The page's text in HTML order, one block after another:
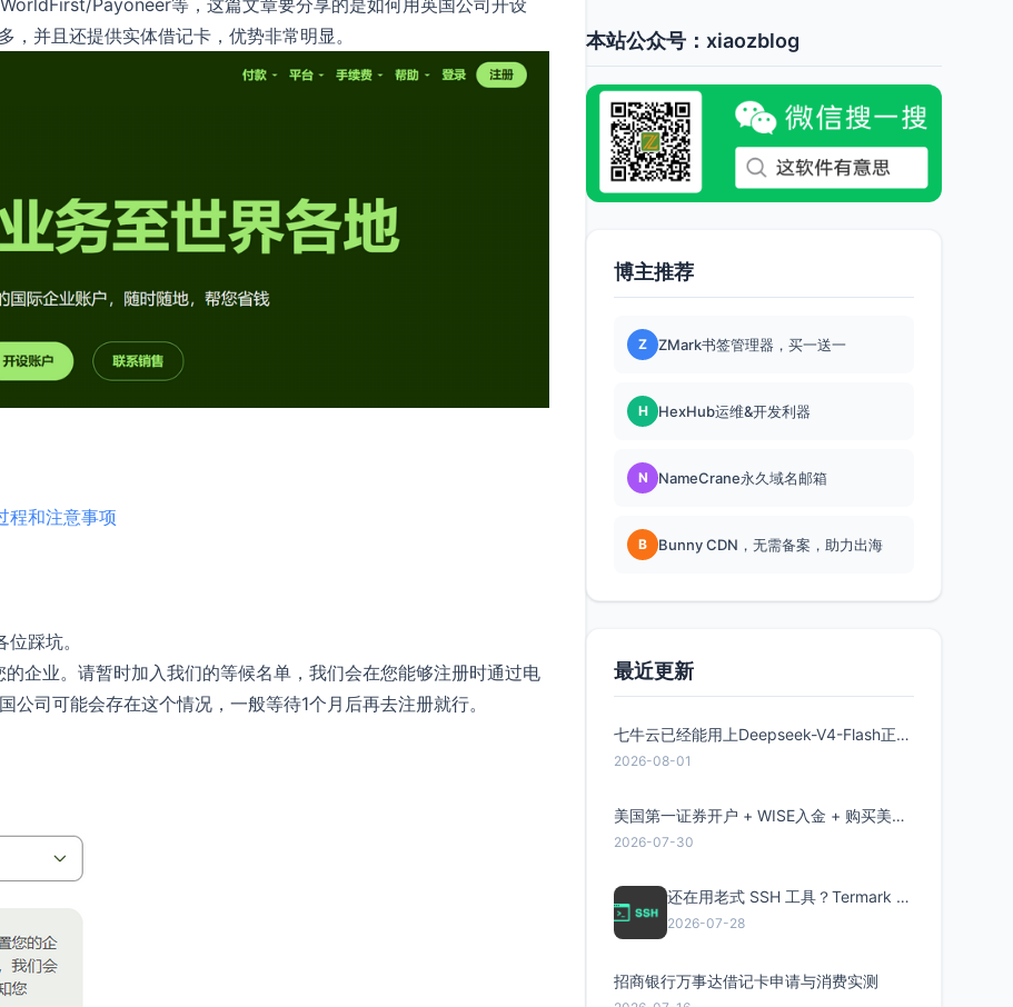
并且还提供实体借记卡，优势非常明显。
和注意事项
踩坑。
企业。请暂时加入我们的等候名单，我们会在您能够注册时通过电
司可能会存在这个情况，一般等待1个月后再去注册就行。
本站公众号：xiaozblog
博主推荐
Z ZMark书签管理器，买一送一
H HexHub运维&开发利器
N NameCrane永久域名邮箱
B Bunny CDN，无需备案，助力出海
最近更新
七牛云已经能用上Deepseek-V4-Flash正式版了，点此领取300万Token
2026-08-01
美国第一证券开户 + WISE入金 + 购买美股全流程分享
2026-07-30
还在用老式 SSH 工具？Termark 新一代跨平台智能SSH客户端了解一下
2026-07-28
招商银行万事达借记卡申请与消费实测